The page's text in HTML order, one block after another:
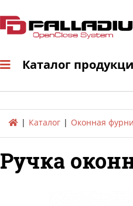
Каталог
Каталог Оконная
Ручка